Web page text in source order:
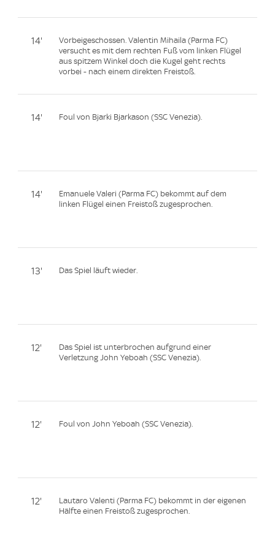
14'
Vorbeigeschossen. Valentin Mihaila (Parma FC)
versucht es mit dem rechten Fuß vom linken Flügel
aus spitzem Winkel doch die Kugel geht rechts
vorbei - nach einem direkten Freistoß.
14' Foul von Bjarki Bjarkason (SSC Venezia).
14'
Emanuele Valeri (Parma FC) bekommt auf dem
linken Flügel einen Freistoß zugesprochen.
13' Das Spiel läuft wieder.
12'
Das Spiel ist unterbrochen aufgrund einer
Verletzung John Yeboah (SSC Venezia).
12' Foul von John Yeboah (SSC Venezia).
12'
Lautaro Valenti (Parma FC) bekommt in der eigenen
Hälfte einen Freistoß zugesprochen.